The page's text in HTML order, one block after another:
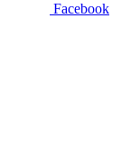
Facebook